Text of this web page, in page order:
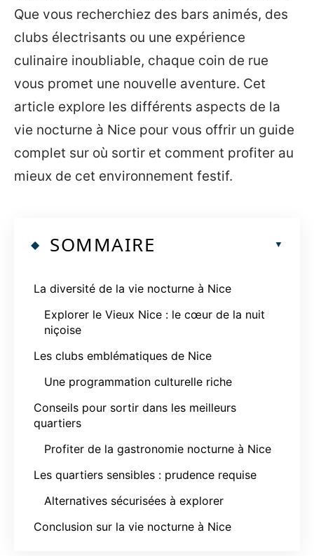
Que vous recherchiez des bars animés, des
clubs électrisants ou une expérience
culinaire inoubliable, chaque coin de rue
vous promet une nouvelle aventure. Cet
article explore les différents aspects de la
vie nocturne à Nice pour vous offrir un guide
complet sur où sortir et comment profiter au
mieux de cet environnement festif.
SOMMAIRE
La diversité de la vie nocturne à Nice
Explorer le Vieux Nice : le cœur de la nuit
niçoise
Les clubs emblématiques de Nice
Une programmation culturelle riche
Conseils pour sortir dans les meilleurs
quartiers
Profiter de la gastronomie nocturne à Nice
Les quartiers sensibles : prudence requise
Alternatives sécurisées à explorer
Conclusion sur la vie nocturne à Nice